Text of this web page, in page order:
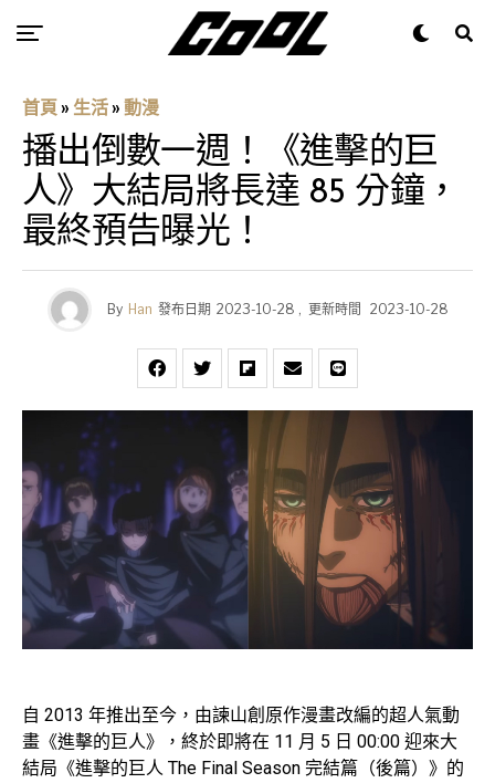
首頁 » 生活 » 動漫
播出倒數一週！《進擊的巨
人》大結局將長達 85 分鐘，
最終預告曝光！
By Han 發布日期 2023-10-28 , 更新時間 2023-10-28
自 2013 年推出至今，由諫山創原作漫畫改編的超人氣動
畫《進擊的巨人》，終於即將在 11 月 5 日 00:00 迎來大
結局《進擊的巨人 The Final Season 完結篇（後篇）》的